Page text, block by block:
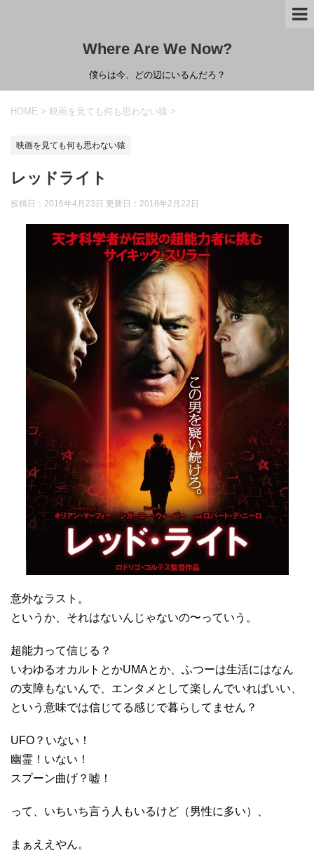
Where Are We Now?
僕らは今、どの辺にいるんだろ？
HOME > 映画を見ても何も思わない猿 >
映画を見ても何も思わない猿
レッドライト
投稿日：2016年4月23日 更新日： 2018年2月22日
意外なラスト。
というか、それはないんじゃないの〜っていう。
超能力って信じる？
いわゆるオカルトとかUMAとか、ふつーは生活にはなん
の支障もないんで、エンタメとして楽しんでいればいい、
という意味では信じてる感じで暮らしてません？
UFO？いない！
幽霊！いない！
スプーン曲げ？嘘！
って、いちいち言う人もいるけど（男性に多い）、
まぁええやん。